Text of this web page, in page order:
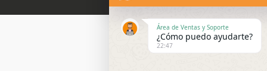
Área de Ventas y Soporte
¿Cómo puedo ayudarte?
22:47